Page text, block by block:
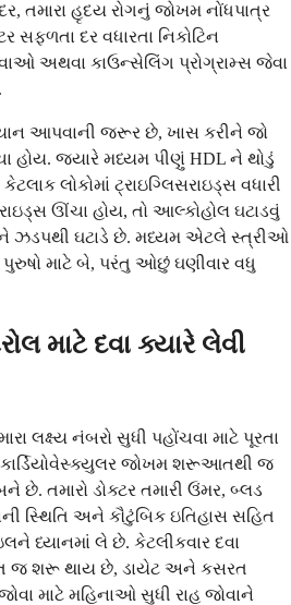
તમારા હૃદય રોગનું જોખમ નોંધપાત્ર
સફળતા દર વધારતા નિકોટિન
અથવા કાઉન્સેલિંગ પ્રોગ્રામ્સ જેવા
આપવાની જરૂર છે, ખાસ કરીને જો
હોય. જ્યારે મધ્યમ પીણું HDL ને થોડું
લોકોમાં ટ્રાઇગ્લિસરાઇડ્સ વધારી
ઊંચા હોય, તો આલ્કોહોલ ઘટાડવું
ઝડપથી ઘટાડે છે. મધ્યમ એટલે સ્ત્રીઓ
માટે બે, પરંતુ ઓછું ઘણીવાર વધુ
માટે દવા ક્યારે લેવી
લક્ષ્ય નંબરો સુધી પહોંચવા માટે પૂરતા
જોખમ શરૂઆતથી જ
છે. તમારો ડોક્ટર તમારી ઉંમર, બ્લડ
સ્થિતિ અને કૌટુંબિક ઇતિહાસ સહિત
ધ્યાનમાં લે છે. કેટલીકવાર દવા
જ શરૂ થાય છે, ડાયેટ અને કસરત
માટે મહિનાઓ સુધી રાહ જોવાને